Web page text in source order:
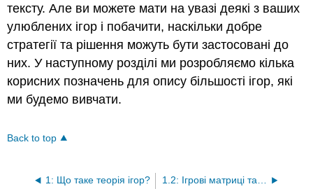
тексту. Але ви можете мати на увазі деякі з ваших
улюблених ігор і побачити, наскільки добре
стратегії та рішення можуть бути застосовані до
них. У наступному розділі ми розробляємо кілька
корисних позначень для опису більшості ігор, які
ми будемо вивчати.
Back to top
1: Що таке теорія ігор?